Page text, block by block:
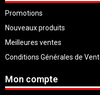
Promotions
Nouveaux produits
Meilleures ventes
Conditions Générales de
Mon compte